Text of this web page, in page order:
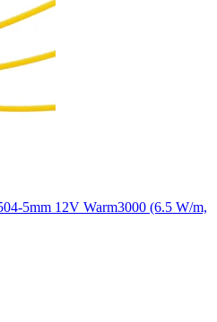
5mm 12V Warm3000 (6.5 W/m,